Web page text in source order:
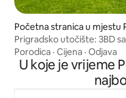
Početna stranica u mjestu
Prigradsko utočište: 3BD
Porodica · Cijena · Odjava
U koje je vrijeme